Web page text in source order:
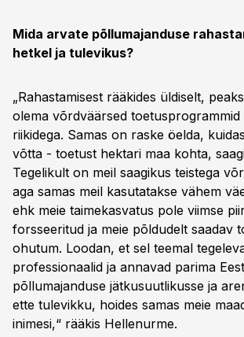
Mida arvate põllumajanduse
hetkel ja tulevikus?
„Rahastamisest rääkides üldiselt,
olema võrdväärsed
riikidega. Samas on raske öelda,
võtta - toetust hektari maa kohta,
Tegelikult on meil saagikus teistega
aga samas meil kasutatakse vähem
ehk meie taimekasvatus pole viimse
forsseeritud ja meie põldudelt saadav
ohutum. Loodan, et sel teemal
professionaalid ja annavad parima
põllumajanduse jätkusuutlikusse ja
ette tulevikku, hoides samas meie
inimesi,“ rääkis Hellenurme.